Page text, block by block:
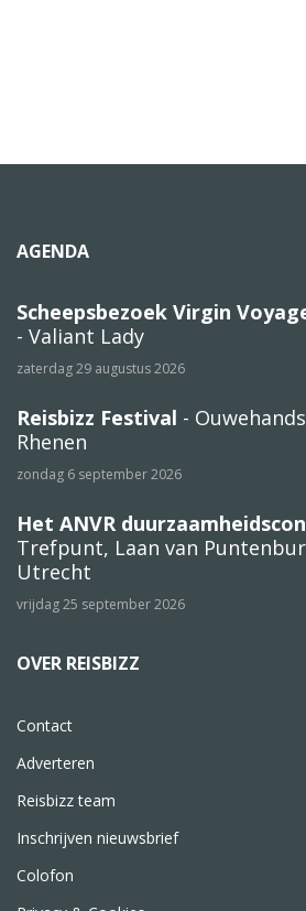
AGENDA
Scheepsbezoek Virgin
- Valiant Lady
zaterdag 29 augustus 2026
Reisbizz Festival -
Rhenen
zondag 6 september 2026
Het ANVR
Trefpunt, Laan van
Utrecht
vrijdag 25 september 2026
OVER REISBIZZ
Contact
Adverteren
Reisbizz team
Inschrijven nieuwsbrief
Colofon